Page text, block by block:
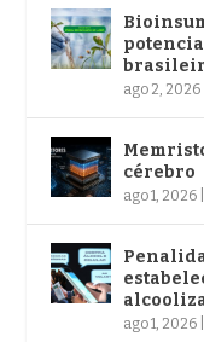
ago 2, 2026
cérebro
ago 1, 2026
ago 1, 2026